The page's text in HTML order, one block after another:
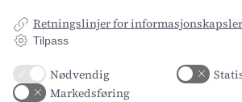
Om oss
Karriere
Trygghet og sikkerhet
Status
Retningslinjer for
Tilpass
Nødvendig
Markedsføring